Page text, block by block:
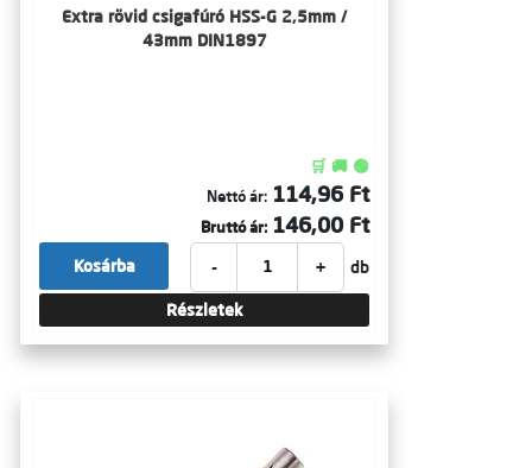
Extra rövid csigafúró HSS-G 2,5mm /
43mm DIN1897
🛒 🚚 🟢
Nettó ár: 114,96 Ft
Bruttó ár: 146,00 Ft
- + db
Kosárba
Részletek